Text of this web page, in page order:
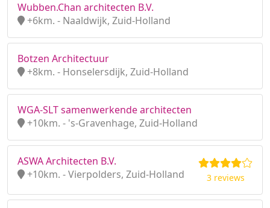
Wubben.Chan architecten B.V.
+6km. - Naaldwijk, Zuid-Holland
Botzen Architectuur
+8km. - Honselersdijk, Zuid-Holland
WGA-SLT samenwerkende architecten
+10km. - 's-Gravenhage, Zuid-Holland
ASWA Architecten B.V.
+10km. - Vierpolders, Zuid-Holland
3 reviews